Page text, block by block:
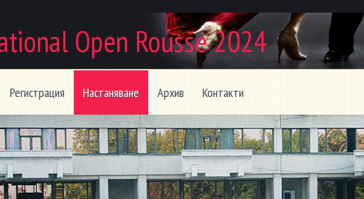
Open Rousse 2024
Регистрация Настаняване Архив Контакти